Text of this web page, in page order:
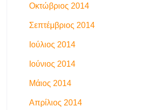
Οκτώβριος 2014
Σεπτέμβριος 2014
Ιούλιος 2014
Ιούνιος 2014
Μάιος 2014
Απρίλιος 2014